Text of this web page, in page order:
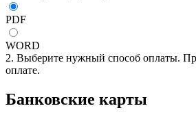
PDF
WORD
2. Выберите нужный способ оплаты.
оплате.
Банковские карты